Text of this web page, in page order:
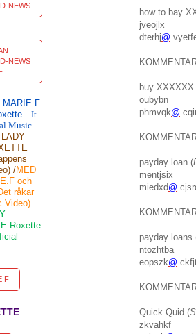
how to bay
jveojlx
dterhj@
buy
oubybn
phmvqk@
payday loan (
mentjsix
miedxd@
payday loans
ntozhtba
eopszk@
Quick Quid (
zkvahkf
NEWS
NEWS
MARIE.F
– It
Music
/MED
och
råkar
Video)
Roxette
F